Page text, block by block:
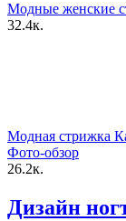
Модные женские
32.4к.
Модная стрижка
Фото-обзор
26.2к.
Дизайн